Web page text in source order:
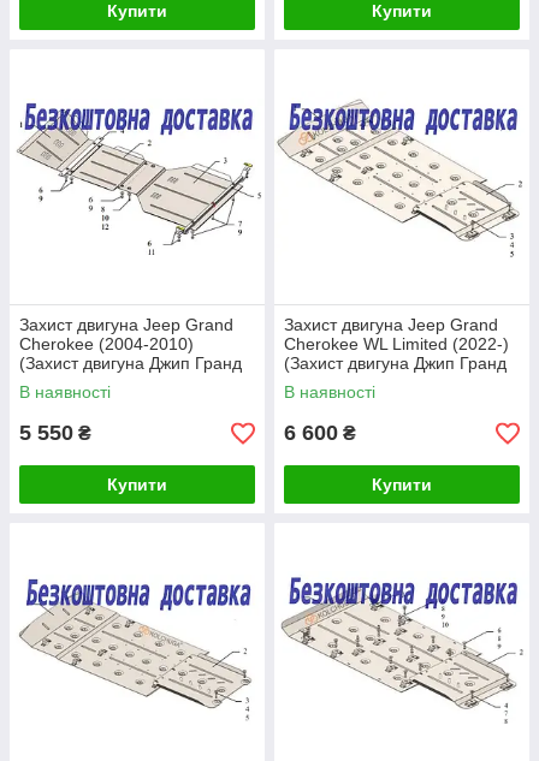
Купити Купити
Захист двигуна Jeep Grand
Cherokee (2004-2010)
(Захист двигуна Джип Гранд
Черокі) Кольчуга
В наявності
5 550 ₴
Купити
Захист двигуна Jeep Grand
Cherokee WL Limited (2022-)
(Захист двигуна Джип Гранд
Черокі) Кольчуга
В наявності
6 600 ₴
Купити